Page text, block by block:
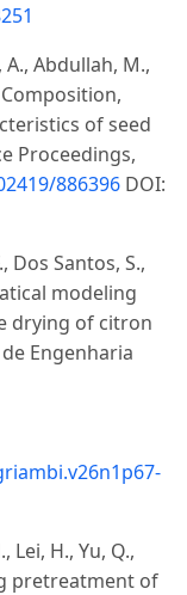
A., Abdullah, M.,
Composition,
of seed
Proceedings,
886396 DOI:
Dos Santos, S.,
modeling
drying of citron
Engenharia
Lei, H., Yu, Q.,
pretreatment of